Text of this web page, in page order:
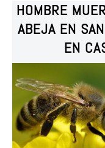
HOMBRE
ABEJA EN
EN